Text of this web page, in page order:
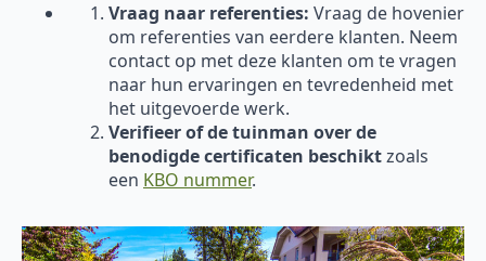
Vraag naar referenties: Vraag de hovenier
om referenties van eerdere klanten. Neem
contact op met deze klanten om te vragen
naar hun ervaringen en tevredenheid met
het uitgevoerde werk.
Verifieer of de tuinman over de
benodigde certificaten beschiktzoals
een KBO nummer.